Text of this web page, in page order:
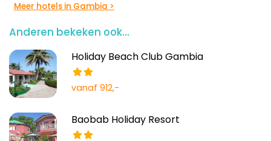
Meer hotels in Gambia >
Anderen bekeken ook...
Holiday Beach Club Gambia
vanaf 912,-
Baobab Holiday Resort